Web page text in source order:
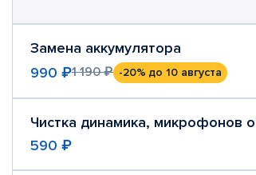
Замена аккумулятора
990 ₽1 190 ₽ -20% до 10 августа
Чистка динамика, микрофонов
590 ₽